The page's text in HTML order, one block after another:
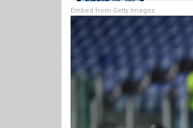
Embed from Getty Images